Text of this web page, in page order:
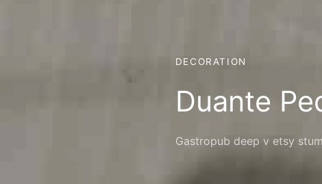
DECORATION
Duante
Gastropub deep v etsy